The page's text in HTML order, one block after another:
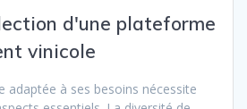
d'une plateforme
vinicole
adaptée à ses besoins nécessite